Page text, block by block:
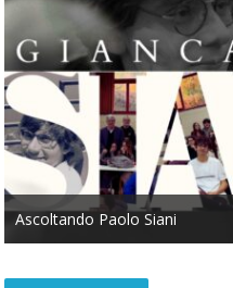
Ascoltando Paolo Siani